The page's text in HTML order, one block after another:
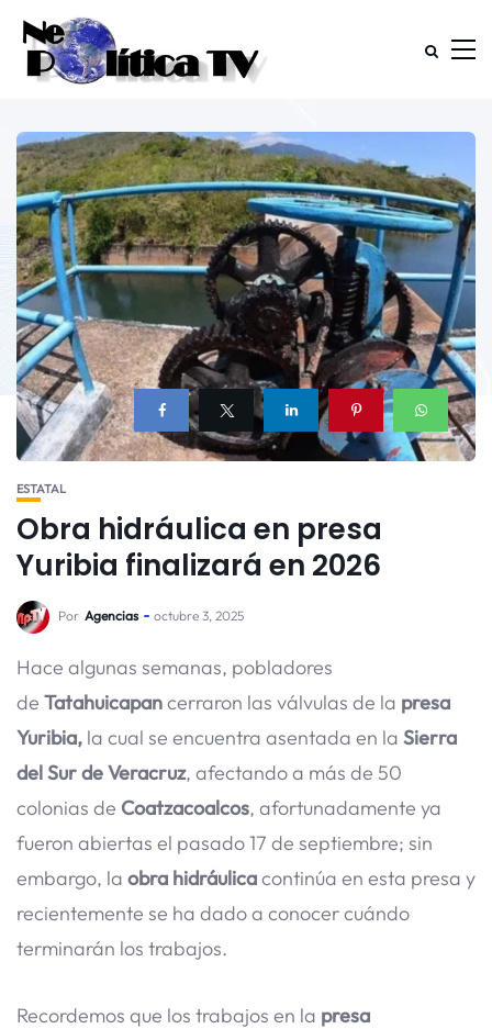
ESTATAL
Obra hidráulica en presa
Yuribia finalizará en 2026
Por Agencias octubre 3, 2025
Hace algunas semanas, pobladores
de Tatahuicapancerraron las válvulas de la presa
Yuribia, la cual se encuentra asentada en la Sierra
del Sur de Veracruz, afectando a más de 50
colonias de Coatzacoalcos, afortunadamente ya
fueron abiertas el pasado 17 de septiembre; sin
embargo, la obra hidráulicacontinúa en esta presa y
recientemente se ha dado a conocer cuándo
terminarán los trabajos.
Recordemos que los trabajos en la presa